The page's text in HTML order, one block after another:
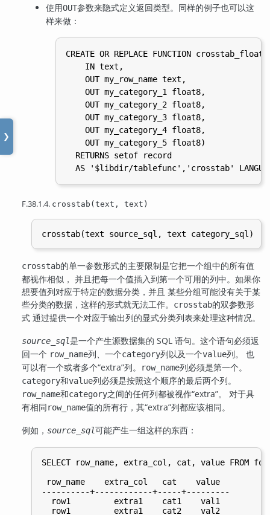
❯
使用OUT参数来隐式定义返回类型。同样的例子也可以这
样来做：
CREATE OR REPLACE FUNCTION
    IN text,
    OUT my_row_name text,
    OUT my_category_1 float8,
    OUT my_category_2 float8,
    OUT my_category_3 float8,
    OUT my_category_4 float8,
    OUT my_category_5 float8)
  RETURNS setof record
F.38.1.4. crosstab(text, text)
crosstab的单一参数形式的主要限制是它把一个组中的所有值
都视作相似， 并且把每一个值插入到第一个可用的列中。如果你
想要值列对应于特定的数据分类，并且 某些分组可能没有关于某
些分类的数据，这样的形式就无法工作。
crosstab的双参数形
式 通过提供一个对应于输出列的显式分类列表来处理这种情况。
source_sql是一个产生源数据集的 SQL 语句。这个语句必须返
回一个 row_name列、一个category列以及一个value列。 也
可以有一个或者多个“extra”列。 row_name列必须是第一个。
category和value列必须是按照这个顺序的最后两个列。
row_name和category之间的任何列都被视作“extra”。 对于具
有相同row_name值的所有行，其“extra”列都应该相同。
例如， source_sql可能产生一组这样的东西：
SELECT row_name, extra_col, cat, value FROM foo
row_name    extra_col   cat    value
----------+------------+-----+---------
  row1         extra1    cat1    val1
  row1         extra1    cat2    val2